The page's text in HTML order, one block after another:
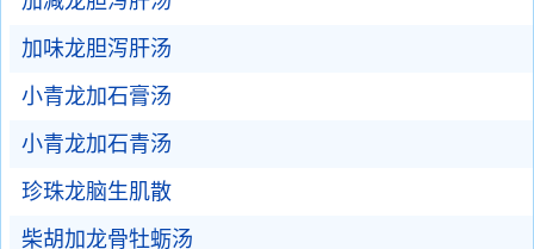
加味龙胆泻肝汤
小青龙加石膏汤
小青龙加石青汤
珍珠龙脑生肌散
柴胡加龙骨牡蛎汤